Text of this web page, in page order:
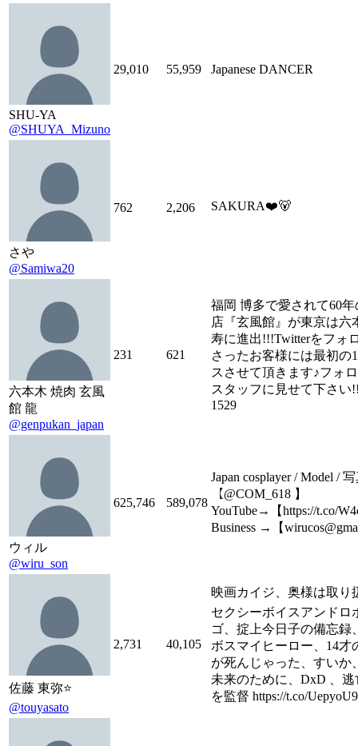
SHU-YA
@SHUYA_Mizuno
29,010 55,959 Japanese DANCER
さや
@Samiwa20
762 2,206 SAKURA❤️🐻
六本木 焼肉 玄風
館 龍
@genpukan_japan
231 621
福岡 博多で愛されて60
店『玄風館』が東京は六
寿に進出!!!Twitterをフォ
さったお客様には最初の
スさせて頂きます♪フォ
スタッフに見せて下さい
1529
ウィル
@wiru_son
625,746 589,078
Japan cosplayer / Model /
【@COM_618 】
YouTube→【https://t.co/
Business →【
佐藤 東弥⭐️
@touyasato
2,731 40,105
映画カイジ、奥様は取り
セクシーボイスアンドロ
ゴ、掟上今日子の備忘録
ボスマイヒーロー、14才
が死んじゃった、すいか
未来のために、DxD 、逃
を監督 https://t.co/